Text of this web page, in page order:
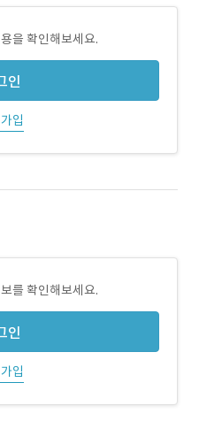
을 확인해보세요.
인
입
를 확인해보세요.
인
입